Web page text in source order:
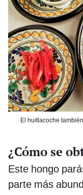
El huitlacoche
¿Cómo se
Este hongo
parte más